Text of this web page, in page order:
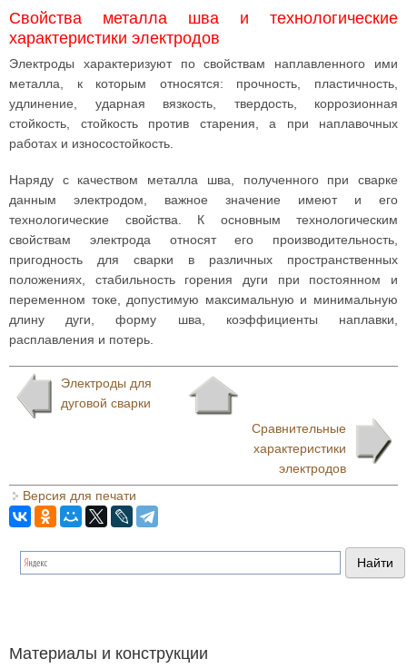
Свойства металла шва и технологические
характеристики электродов
Электроды характеризуют по свойствам наплавленного ими
металла, к которым относятся: прочность, пластичность,
удлинение, ударная вязкость, твердость, коррозионная
стойкость, стойкость против старения, а при наплавочных
работах и износостойкость.
Наряду с качеством металла шва, полученного при сварке
данным электродом, важное значение имеют и его
технологические свойства. К основным технологическим
свойствам электрода относят его производительность,
пригодность для сварки в различных пространственных
положениях, стабильность горения дуги при постоянном и
переменном токе, допустимую максимальную и минимальную
длину дуги, форму шва, коэффициенты наплавки,
расплавления и потерь.
Электроды для
дуговой сварки
Сравнительные
характеристики
электродов
Версия для печати
Материалы и конструкции